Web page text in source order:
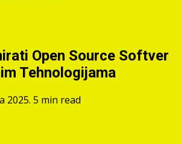
Open Source Softver
Tehnologijama
2025. 5 min read